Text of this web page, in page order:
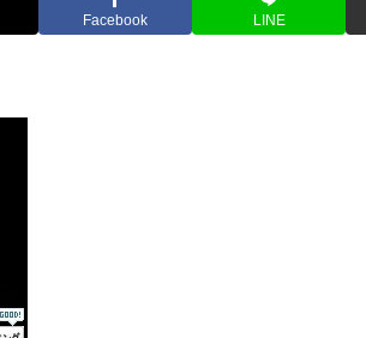
Facebook LINE